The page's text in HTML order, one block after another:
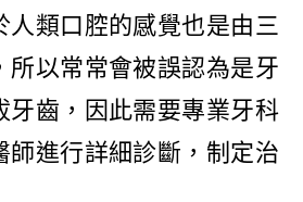
人類口腔的感覺也是由三
所以常常會被誤認為是牙
牙齒，因此需要專業牙科
師進行詳細診斷，制定治